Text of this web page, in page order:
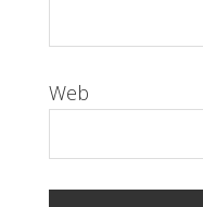
Web